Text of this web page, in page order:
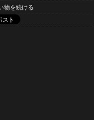
物を続ける